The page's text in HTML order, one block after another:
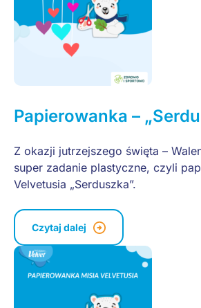
Papierowanka –
Z okazji jutrzejszego święta –
super zadanie plastyczne, czyli
Velvetusia „Serduszka”.
Czytaj dalej